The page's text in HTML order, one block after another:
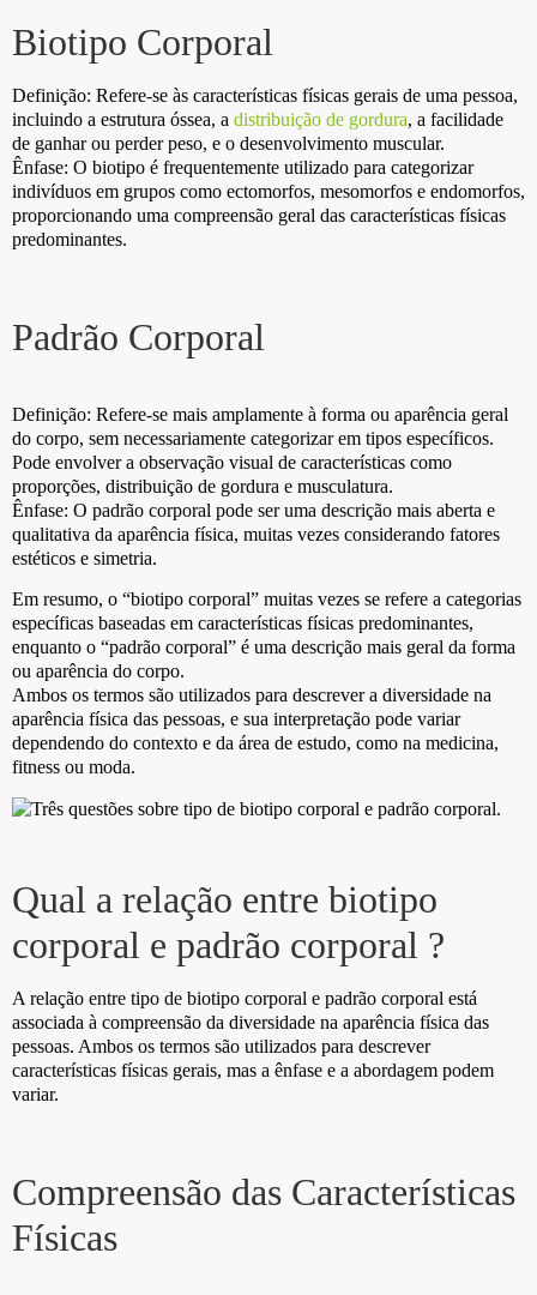
Biotipo Corporal
Definição: Refere-se às características físicas gerais de uma pessoa,
incluindo a estrutura óssea, a distribuição de gordura, a facilidade
de ganhar ou perder peso, e o desenvolvimento muscular.
Ênfase: O biotipo é frequentemente utilizado para categorizar
indivíduos em grupos como ectomorfos, mesomorfos e endomorfos,
proporcionando uma compreensão geral das características físicas
predominantes.
Padrão Corporal
Definição: Refere-se mais amplamente à forma ou aparência geral
do corpo, sem necessariamente categorizar em tipos específicos.
Pode envolver a observação visual de características como
proporções, distribuição de gordura e musculatura.
Ênfase: O padrão corporal pode ser uma descrição mais aberta e
qualitativa da aparência física, muitas vezes considerando fatores
estéticos e simetria.
Em resumo, o “biotipo corporal” muitas vezes se refere a categorias
específicas baseadas em características físicas predominantes,
enquanto o “padrão corporal” é uma descrição mais geral da forma
ou aparência do corpo.
Ambos os termos são utilizados para descrever a diversidade na
aparência física das pessoas, e sua interpretação pode variar
dependendo do contexto e da área de estudo, como na medicina,
fitness ou moda.
Qual a relação entre biotipo
corporal e padrão corporal ?
A relação entre tipo de biotipo corporal e padrão corporal está
associada à compreensão da diversidade na aparência física das
pessoas. Ambos os termos são utilizados para descrever
características físicas gerais, mas a ênfase e a abordagem podem
variar.
Compreensão das Características
Físicas